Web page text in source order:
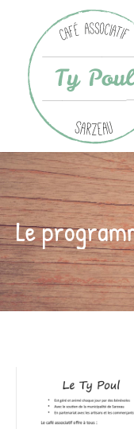
Le